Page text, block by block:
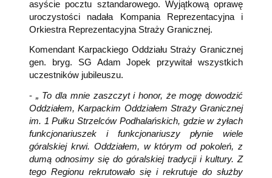
asyście pocztu sztandarowego. Wyjątkową oprawę
uroczystości nadała Kompania Reprezentacyjna i
Orkiestra Reprezentacyjna Straży Granicznej.
Komendant Karpackiego Oddziału Straży Granicznej
gen. bryg. SG Adam Jopek przywitał wszystkich
uczestników jubileuszu.
- „ To dla mnie zaszczyt i honor, że mogę dowodzić
Oddziałem, Karpackim Oddziałem Straży Granicznej
im. 1 Pułku Strzelców Podhalańskich, gdzie w żyłach
funkcjonariuszek i funkcjonariuszy płynie wiele
góralskiej krwi. Oddziałem, w którym od pokoleń, z
dumą odnosimy się do góralskiej tradycji i kultury. Z
tego Regionu rekrutowało się i rekrutuje do służby